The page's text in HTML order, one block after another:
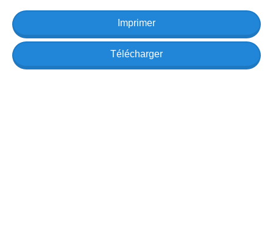
Imprimer
Télécharger